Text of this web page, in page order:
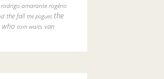
rodrigo amarante rogério
the fall the pogues the
who tom waits van